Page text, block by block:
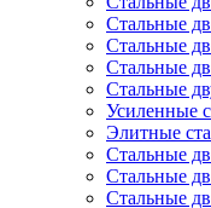
Стальные
Стальные
Стальные
Стальные
Усиленные
Элитные
Стальные
Стальные
Стальные